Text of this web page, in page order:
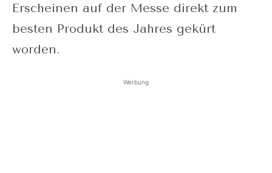
Erscheinen auf der Messe direkt zum
besten Produkt des Jahres gekürt
worden.
Werbung